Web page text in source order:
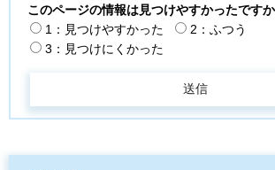
このページの情報は見つけやすかったですか
1：見つけやすかった
2：ふつう
3：見つけにくかった